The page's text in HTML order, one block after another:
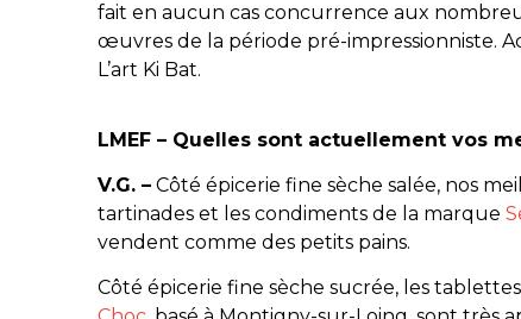
fait en aucun cas concurrence aux
œuvres de la période pré-impressionniste.
L’art Ki Bat.
LMEF – Quelles sont actuellement vos
V.G. – Côté épicerie fine sèche salée, nos
tartinades et les condiments de la marque
vendent comme des petits pains.
Côté épicerie fine sèche sucrée, les